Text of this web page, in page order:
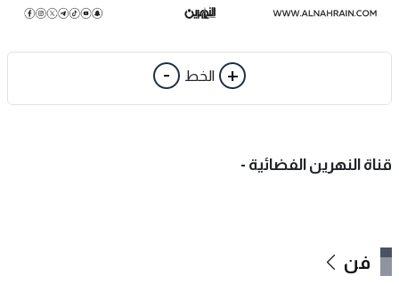
+ الخط -
قناة النهرين الفضائية -
فن